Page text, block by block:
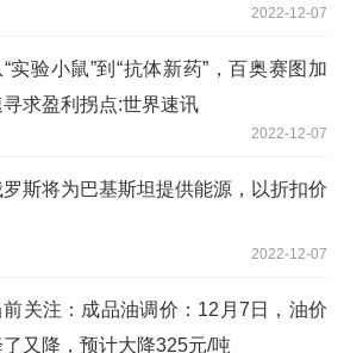
2022-12-07
“实验小鼠”到“抗体新药”，百奥赛图加
寻求盈利拐点:世界速讯
2022-12-07
罗斯将为巴基斯坦提供能源，以折扣价
2022-12-07
前关注：成品油调价：12月7日，油价
了又降，预计大降325元/吨